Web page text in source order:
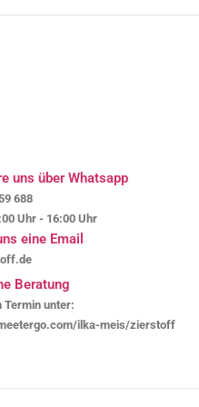
uns über Whatsapp
688
Uhr - 16:00 Uhr
eine Email
Beratung
Termin unter:
ilka-meis/zierstoff